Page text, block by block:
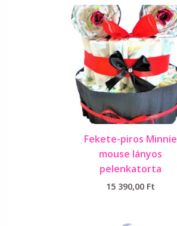
Fekete-piros Minnie
mouse lányos
pelenkatorta
15 390,00 Ft